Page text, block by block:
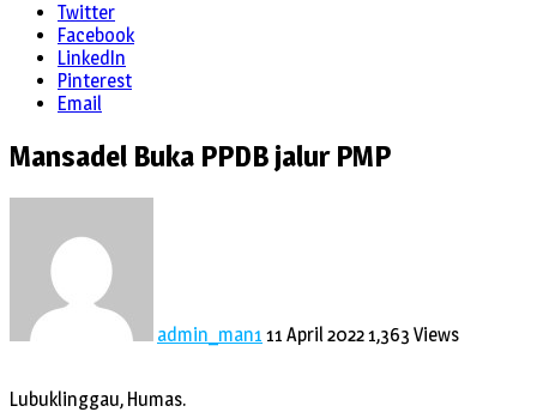
Twitter
Facebook
LinkedIn
Pinterest
Email
Mansadel Buka PPDB jalur PMP
admin_man1 11 April 20221,363 Views
Lubuklinggau, Humas.